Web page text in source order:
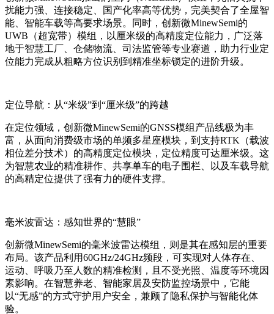
扰能力强、连接稳定、国产化率高等优势，完美契合了全屋智
能、智能车载等高要求场景。同时，创新微MinewSemi的
UWB（超宽带）模组，以厘米级的高精度定位能力，广泛落
地于智慧工厂、仓储物流、司法监管等专业赛道，助力行业定
位能力完成从粗略方位识别到精准坐标锁定的进阶升级。
定位导航：从“米级”到“厘米级”的跨越
在定位领域，创新微MinewSemi的GNSS模组产品线极为丰
富，从面向消费级市场的单频多星座模块，到支持RTK（载波
相位差分技术）的高精度定位模块，定位精度可达厘米级。这
为智慧农业的精准耕作、共享单车的电子围栏、以及车载导航
的高精定位提供了强有力的硬件支撑。
毫米波雷达：感知世界的“慧眼”
创新微MinewSemi的毫米波雷达模组，则是其在感知层的重要
布局。该产品利用60GHz/24GHz频段，可实现对人体存在、
运动、呼吸乃至人数的精准检测，且不受光照、温度等环境因
素影响。在智慧养老、智能家居及安防监控场景中，它能
以“无感”的方式守护用户安全，兼顾了隐私保护与智能化体
验。